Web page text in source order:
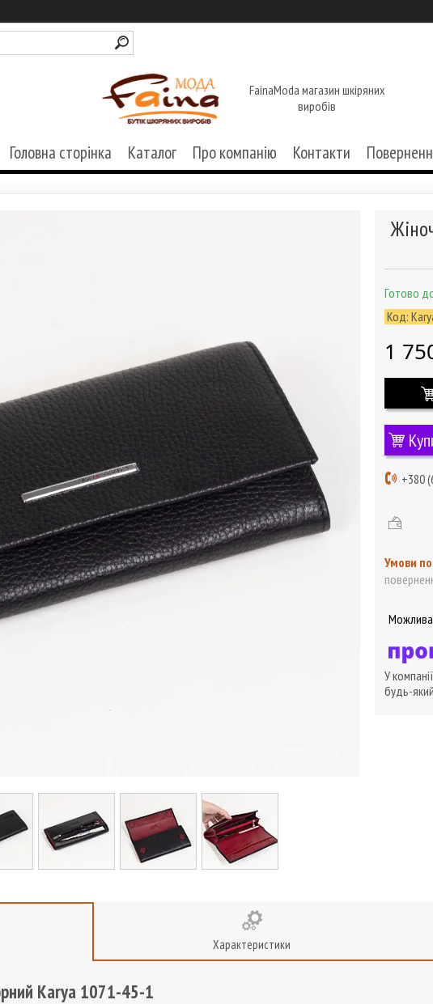
FainaModa магазин шкіряних
виробів
Головна сторінка Каталог Про компанію Контакти
Готово
Код:
1
+380
У
будь-
Характеристики
Karya 1071-45-1